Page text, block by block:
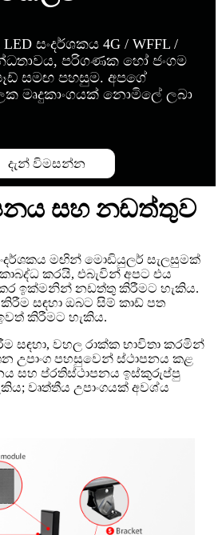
සංදර්ශකය 4G / WFFL /
පරිගණක හෝ ජංගම
සමඟ පහසුම. අපගේ
මෘදුකාංගයක් නොමිලේ ලබා
දැන් විමසන්න
සහ නඩත්තුව
මඟින් මොඩියුලර් සැලසුමක්
කරයි, එබැවින් අපට එය
ඉක්මනින් නඩත්තු කිරීමට හැකිය.
සඳහා ඔබට සිම් කාඩ් පත
කිරීමට හැකිය.
සඳහා, වහල රාක්ක භාවිතා කරමින්
උපාංග පහසුවෙන් ස්ථාපනය කළ
සහ ප්රතිස්ථාපනය ඉස්කුරුප්පු
වෘත්තීය උපාංගයක් අවශ්ය